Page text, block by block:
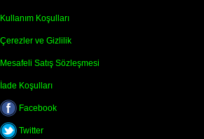
Kullanım Koşulları
Çerezler ve Gizlilik
Mesafeli Satış Sözleşmesi
İade Koşulları
Facebook
Twitter